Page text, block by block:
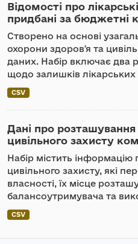
Відомості про
придбані за бюджетні
Створено на основі
охорони здоров'я та
даних. Набір включає два
щодо залишків лікарських
CSV
Дані про
цивільного захисту
Набір містить інформацію
цивільного захисту, які
власності, їх місце
балансоутримувача та
CSV